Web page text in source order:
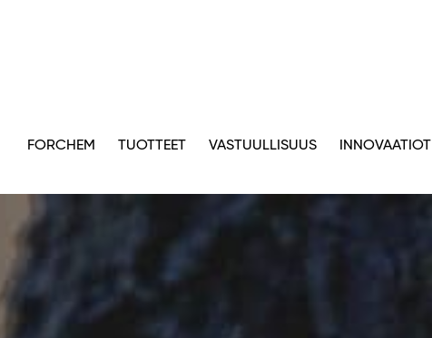
FORCHEM TUOTTEET VASTUULLISUUS INNOVAATIOT